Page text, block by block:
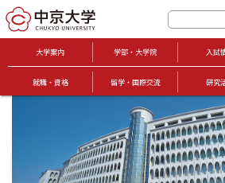
大学案内 学部・大学院 入試
就職・資格 留学・国際交流 研究